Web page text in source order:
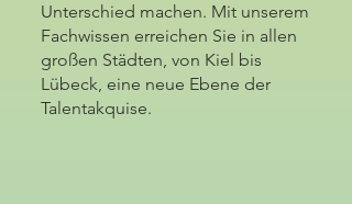
Unterschied machen. Mit unserem
Fachwissen erreichen Sie in allen
großen Städten, von Kiel bis
Lübeck, eine neue Ebene der
Talentakquise.